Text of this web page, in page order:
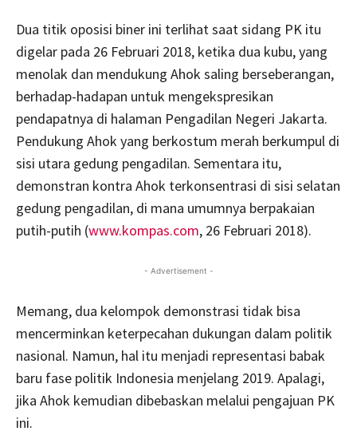
Dua titik oposisi biner ini terlihat saat sidang PK itu
digelar pada 26 Februari 2018, ketika dua kubu, yang
menolak dan mendukung Ahok saling berseberangan,
berhadap-hadapan untuk mengekspresikan
pendapatnya di halaman Pengadilan Negeri Jakarta.
Pendukung Ahok yang berkostum merah berkumpul di
sisi utara gedung pengadilan. Sementara itu,
demonstran kontra Ahok terkonsentrasi di sisi selatan
gedung pengadilan, di mana umumnya berpakaian
putih-putih (www.kompas.com, 26 Februari 2018).
- Advertisement -
Memang, dua kelompok demonstrasi tidak bisa
mencerminkan keterpecahan dukungan dalam politik
nasional. Namun, hal itu menjadi representasi babak
baru fase politik Indonesia menjelang 2019. Apalagi,
jika Ahok kemudian dibebaskan melalui pengajuan PK
ini.